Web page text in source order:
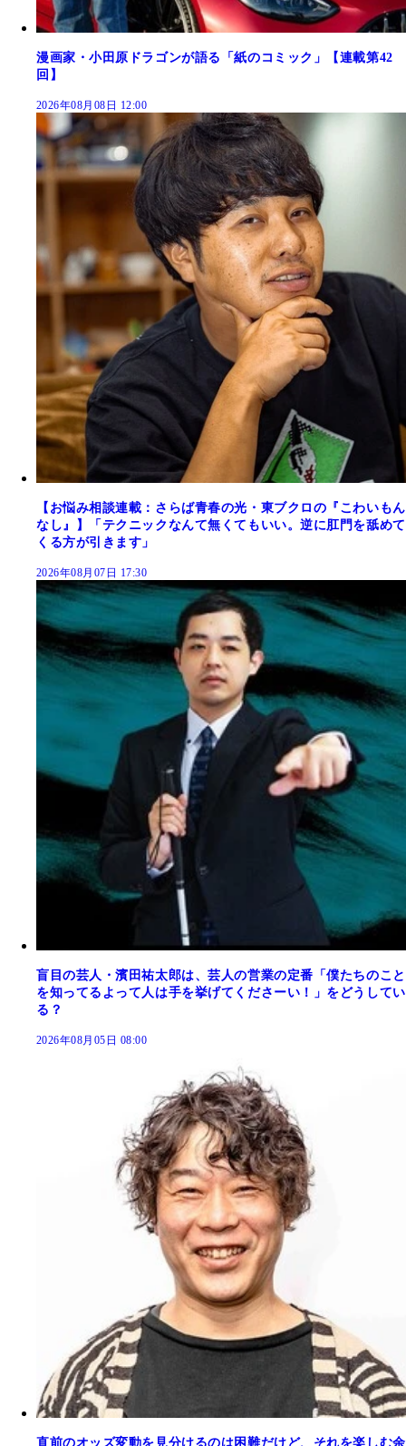
漫画家・小田原ドラゴンが語る「紙のコミック」【連載第42
回】
2026年08月08日 12:00
【お悩み相談連載：さらば青春の光・東ブクロの『こわいもん
なし』】「テクニックなんて無くてもいい。逆に肛門を舐めて
くる方が引きます」
2026年08月07日 17:30
盲目の芸人・濱田祐太郎は、芸人の営業の定番「僕たちのこと
を知ってるよって人は手を挙げてくださーい！」をどうしてい
る？
2026年08月05日 08:00
直前のオッズ変動を見分けるのは困難だけど、それを楽しむ余